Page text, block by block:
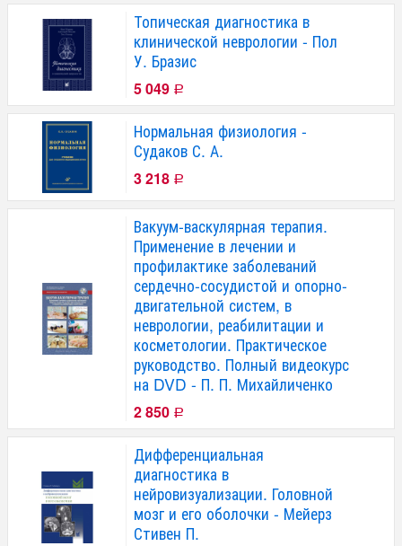
Топическая диагностика в
клинической неврологии - Пол
У. Бразис
5 049 Р
Нормальная физиология -
Судаков С. А.
3 218 Р
Вакуум-васкулярная терапия.
Применение в лечении и
профилактике заболеваний
сердечно-сосудистой и опорно-
двигательной систем, в
неврологии, реабилитации и
косметологии. Практическое
руководство. Полный видеокурс
на DVD - П. П. Михайличенко
2 850 Р
Дифференциальная
диагностика в
нейровизуализации. Головной
мозг и его оболочки - Мейерз
Стивен П.